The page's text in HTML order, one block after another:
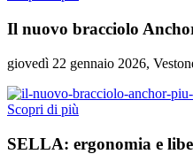
Il nuovo bracciolo
giovedì 22 gennaio 2026,
Scopri di più
SELLA: ergonomia e